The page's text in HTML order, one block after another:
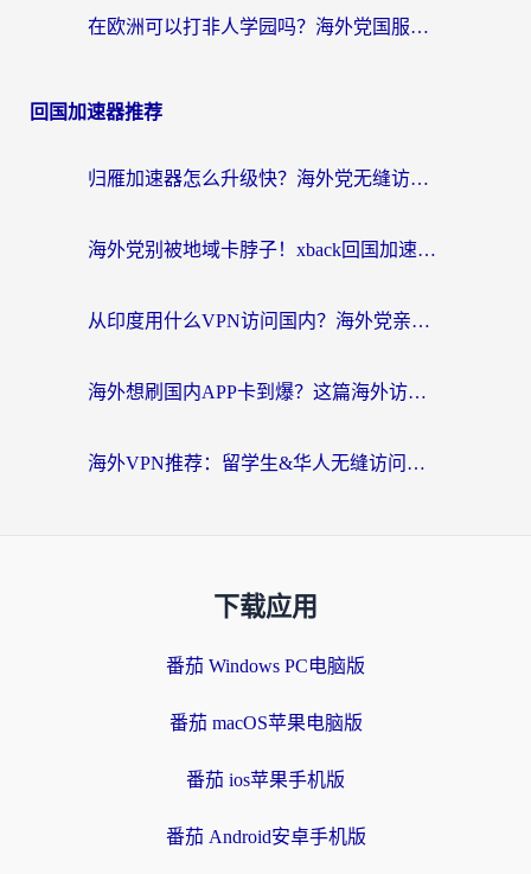
在欧洲可以打非人学园吗？海外党国服游戏不卡顿的终极指南
回国加速器推荐
归雁加速器怎么升级快？海外党无缝访问国内资源的全攻略（附免费VPN推荐Dcard热门款）
海外党别被地域卡脖子！xback回国加速器选择全攻略，轻松刷剧玩国服
从印度用什么VPN访问国内？海外党亲测的无缝回国上网指南
海外想刷国内APP卡到爆？这篇海外访问国内服务器加速指南帮你解决所有问题
海外VPN推荐：留学生&华人无缝访问国内资源的避坑指南
下载应用
番茄 Windows PC电脑版
番茄 macOS苹果电脑版
番茄 ios苹果手机版
番茄 Android安卓手机版